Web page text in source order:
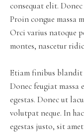
consequat elit.
Proin congue massa
Orci varius natoque
montes, nascetur
Etiam finibus blandit
Donec feugiat massa
egestas. Donec ut
volutpat neque. In
egestas justo, sit